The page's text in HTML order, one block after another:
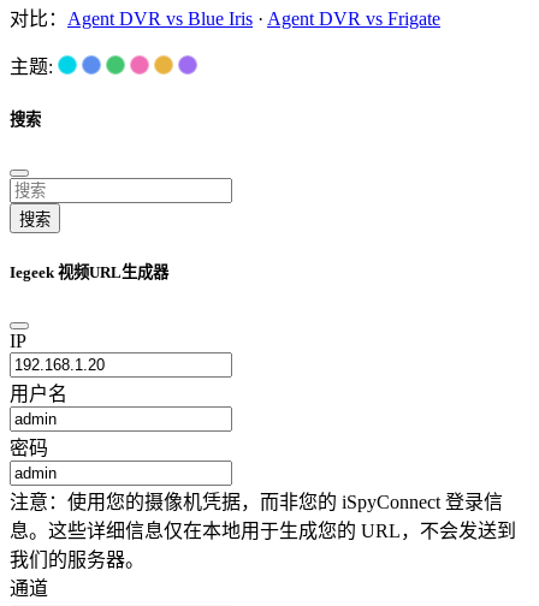
对比： Agent DVR vs Blue Iris · Agent DVR vs Frigate
主题:
搜索
搜索
Iegeek 视频URL生成器
IP
用户名
密码
注意：使用您的摄像机凭据，而非您的 iSpyConnect 登录信
息。这些详细信息仅在本地用于生成您的 URL，不会发送到
我们的服务器。
通道